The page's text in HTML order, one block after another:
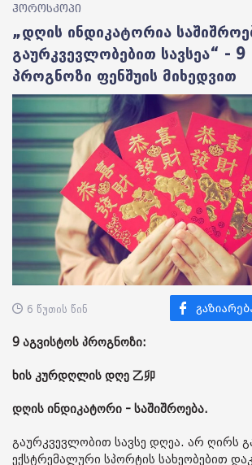
ჰოროსკოპი
„დღის ინდიკატორია
გაურკვევლობებით სავსეა“ - 9
პროგნოზი ფენშუის მიხედვით
6 წუთის წინ
9 აგვისტოს პროგნოზი:
ხის კურდღლის დღე 乙卯
დღის ინდიკატორი - საშიშროება.
გაურკვევლობით სავსე დღეა. არ ღირს
ექსტრემალური სპორტის სახეობებით